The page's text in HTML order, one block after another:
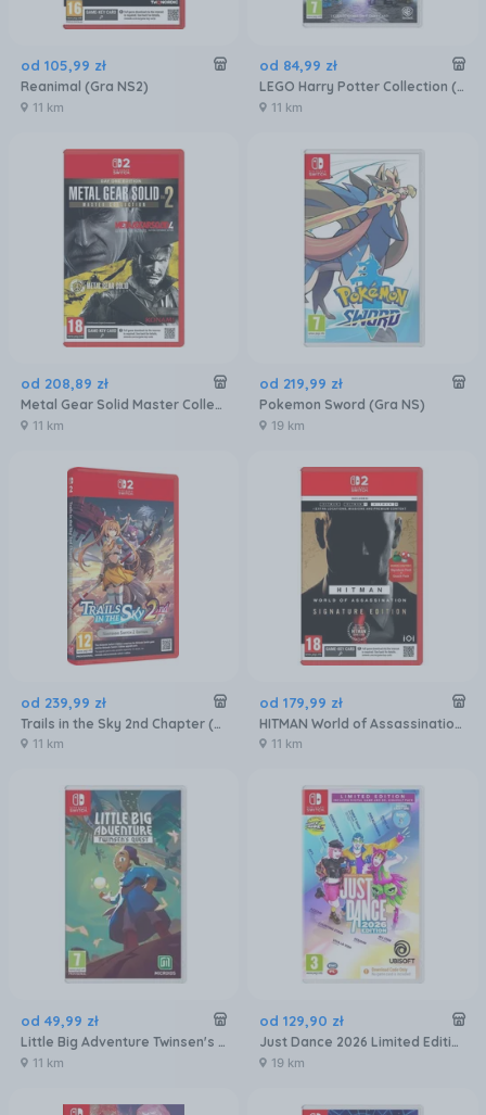
od 105,99 zł
Reanimal (Gra NS2)
11 km
od 84,99 zł
LEGO Harry Potter Collection (Gra NS)
11 km
od 208,89 zł
Metal Gear Solid Master Collection Vol.2 - Day One Edition (Gra NS2)
11 km
od 219,99 zł
Pokemon Sword (Gra NS)
19 km
od 239,99 zł
Trails in the Sky 2nd Chapter (Gra NS2)
11 km
od 179,99 zł
HITMAN World of Assassination - Signature Edition (Gra NS2)
11 km
od 49,99 zł
Little Big Adventure Twinsen's Quest Remake (Gra NS)
11 km
od 129,90 zł
Just Dance 2026 Limited Edition (Gra NS)
19 km